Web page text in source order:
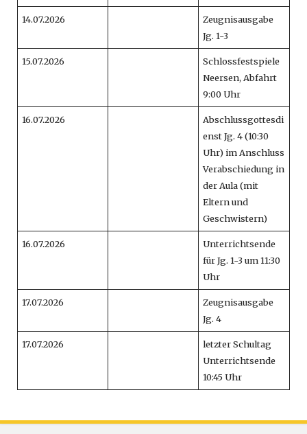
14.07.2026
Zeugnisausgabe
Jg. 1-3
15.07.2026
Schlossfestspiele
Neersen, Abfahrt
9:00 Uhr
16.07.2026
Abschlussgottesdi
enst Jg. 4 (10:30
Uhr) im Anschluss
Verabschiedung in
der Aula (mit
Eltern und
Geschwistern)
16.07.2026
Unterrichtsende
für Jg. 1-3 um 11:30
Uhr
17.07.2026
Zeugnisausgabe
Jg. 4
17.07.2026
letzter Schultag
Unterrichtsende
10:45 Uhr